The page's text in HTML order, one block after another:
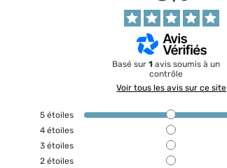
Basé sur 1 avis soumis à un
contrôle
Voir tous les avis sur ce site
5 étoiles
4 étoiles
3 étoiles
2 étoiles